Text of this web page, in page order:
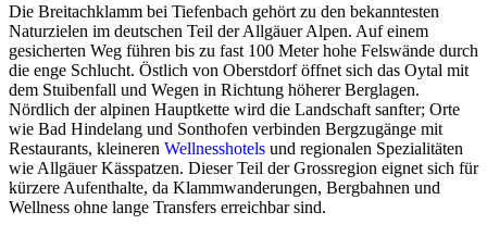
Die Breitachklamm bei Tiefenbach gehört zu den bekanntesten
Naturzielen im deutschen Teil der Allgäuer Alpen. Auf einem
gesicherten Weg führen bis zu fast 100 Meter hohe Felswände durch
die enge Schlucht. Östlich von Oberstdorf öffnet sich das Oytal mit
dem Stuibenfall und Wegen in Richtung höherer Berglagen.
Nördlich der alpinen Hauptkette wird die Landschaft sanfter; Orte
wie Bad Hindelang und Sonthofen verbinden Bergzugänge mit
Restaurants, kleineren Wellnesshotels und regionalen Spezialitäten
wie Allgäuer Kässpatzen. Dieser Teil der Grossregion eignet sich für
kürzere Aufenthalte, da Klammwanderungen, Bergbahnen und
Wellness ohne lange Transfers erreichbar sind.